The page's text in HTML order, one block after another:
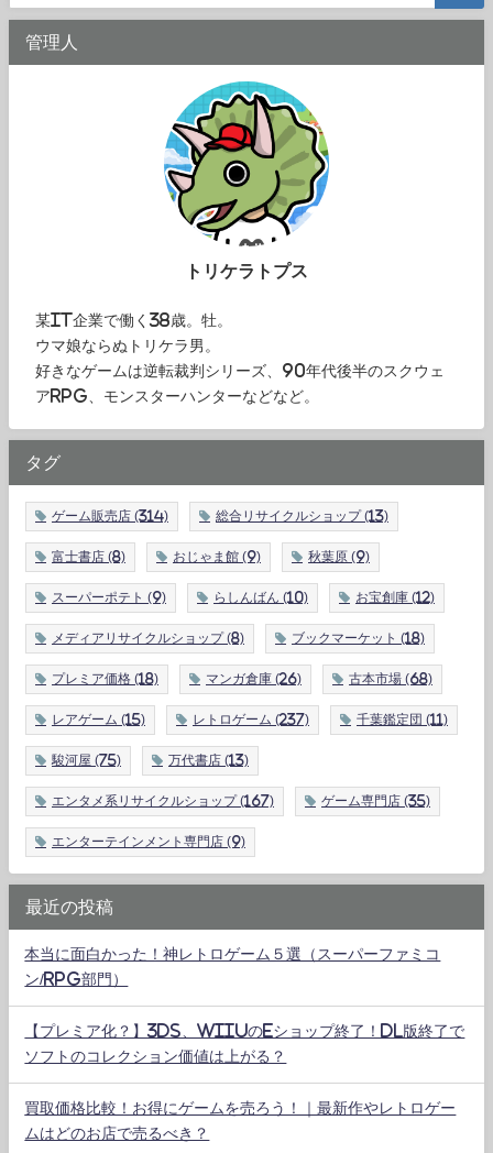
管理人
トリケラトプス
某IT企業で働く38歳。牡。
ウマ娘ならぬトリケラ男。
好きなゲームは逆転裁判シリーズ、90年代後半のスクウェ
アRPG、モンスターハンターなどなど。
タグ
ゲーム販売店 (314) 総合リサイクルショップ(13)
富士書店 (8) おじゃま館 (9) 秋葉原 (9)
スーパーポテト (9) らしんばん (10) お宝創庫 (12)
メディアリサイクルショップ(8) ブックマーケット (18)
プレミア価格 (18) マンガ倉庫 (26) 古本市場 (68)
レアゲーム (15) レトロゲーム (237) 千葉鑑定団 (11)
駿河屋 (75) 万代書店 (13)
エンタメ系リサイクルショップ(167) ゲーム専門店 (35)
エンターテインメント専門店 (9)
最近の投稿
本当に面白かった！神レトロゲーム５選（スーパーファミコ
ン/RPG部門）
【プレミア化？】3DS、WiiUのeショップ終了！DL版終了で
ソフトのコレクション価値は上がる？
買取価格比較！お得にゲームを売ろう！｜最新作やレトロゲー
ムはどのお店で売るべき？